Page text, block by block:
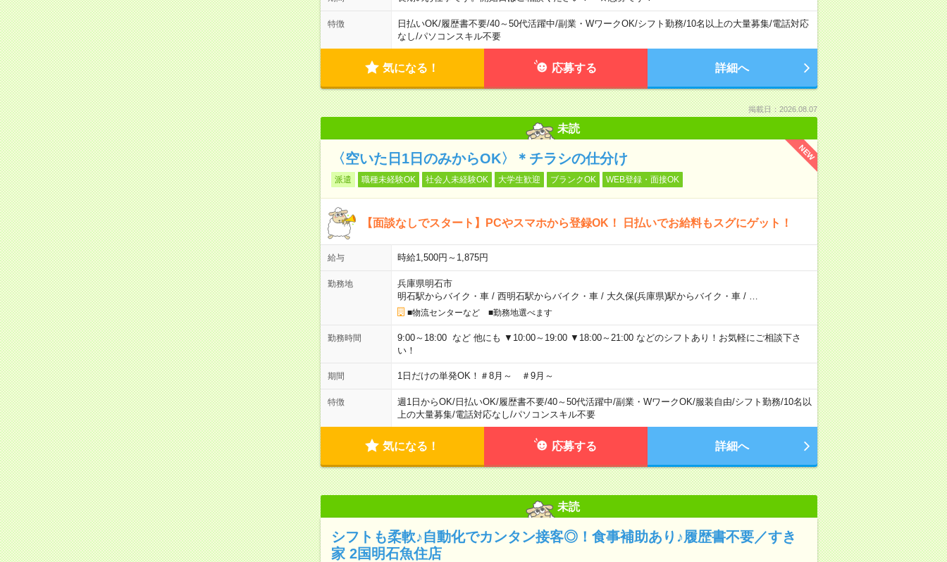
特徴 日払いOK/履歴書不要/40～50代活躍中/副業・WワークOK/シフト勤務/10名以上の大量募集/電話対応
なし/パソコンスキル不要
気になる！ 応募する 詳細へ
掲載日：2026.08.07
未読
NEW
〈空いた日1日のみからOK〉＊チラシの仕分け
派遣 職種未経験OK 社会人未経験OK 大学生歓迎 ブランクOK WEB登録・面接OK
【面談なしでスタート】PCやスマホから登録OK！ 日払いでお給料もスグにゲット！
給与 時給1,500円～1,875円
勤務地
兵庫県明石市
明石駅からバイク・車/ 西明石駅からバイク・車/ 大久保(兵庫県)駅からバイク・車/
■物流センターなど ■勤務地選べます
勤務時間
9:00～18:00 など 他にも ▼10:00～19:00 ▼18:00～21:00 などのシフトあり！お気軽にご相談下さ
い！
期間 1日だけの単発OK！＃8月～ ＃9月～
特徴 週1日からOK/日払いOK/履歴書不要/40～50代活躍中/副業・WワークOK/服装自由/シフト勤務/10名以
上の大量募集/電話対応なし/パソコンスキル不要
気になる！ 応募する 詳細へ
未読
シフトも柔軟♪自動化でカンタン接客◎！食事補助あり♪履歴書不要／すき
家 2国明石魚住店